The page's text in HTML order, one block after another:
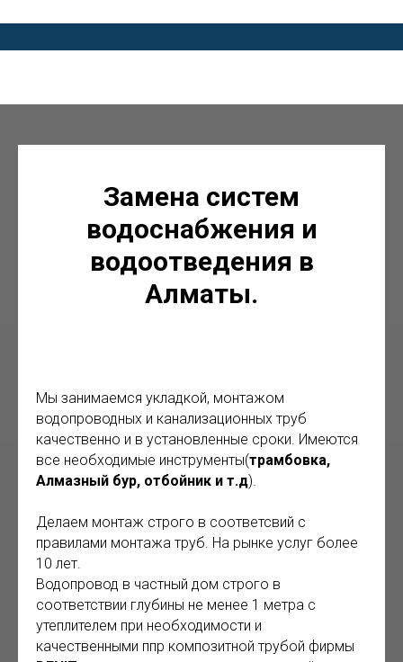
Замена систем
водоснабжения и
водоотведения в
Алматы.
Мы занимаемся укладкой, монтажом
водопроводных и канализационных труб
качественно и в установленные сроки. Имеются
все необходимые инструменты(трамбовка,
Алмазный бур, отбойник и т.д).
Делаем монтаж строго в соответсвий с
правилами монтажа труб. На рынке услуг более
10 лет.
Водопровод в частный дом строго в
соответствии глубины не менее 1 метра с
утеплителем при необходимости и
качественными ппр композитной трубой фирмы